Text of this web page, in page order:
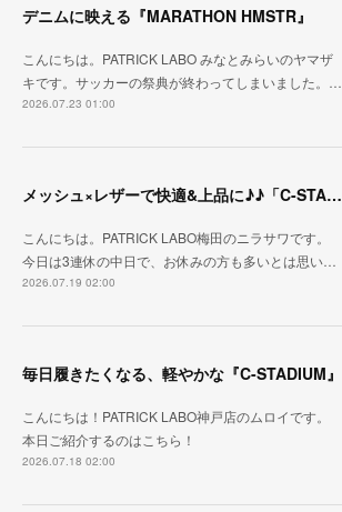
デニムに映える『MARATHON HMSTR』
こんにちは。PATRICK LABO みなとみらいのヤマザ
キです。サッカーの祭典が終わってしまいました。…
2026.07.23 01:00
メッシュ×レザーで快適&上品に♪♪「C-STA-NOBLE（クール・スタジアム・ノーブル）」
こんにちは。PATRICK LABO梅田のニラサワです。
今日は3連休の中日で、お休みの方も多いとは思い…
2026.07.19 02:00
毎日履きたくなる、軽やかな『C-STADIUM』
こんにちは！PATRICK LABO神戸店のムロイです。
本日ご紹介するのはこちら！
2026.07.18 02:00